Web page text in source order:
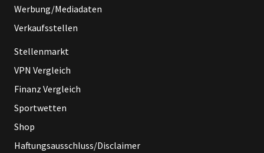
Werbung/Mediadaten
Verkaufsstellen
Stellenmarkt
VPN Vergleich
Finanz Vergleich
Sportwetten
Shop
Haftungsausschluss/Disclaimer